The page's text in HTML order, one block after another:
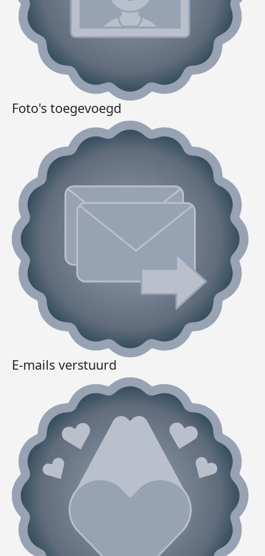
Foto's toegevoegd
E-mails verstuurd